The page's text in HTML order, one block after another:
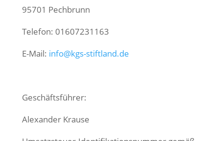
95701 Pechbrunn
Telefon: 01607231163
E-Mail: info@kgs-stiftland.de
Geschäftsführer:
Alexander Krause